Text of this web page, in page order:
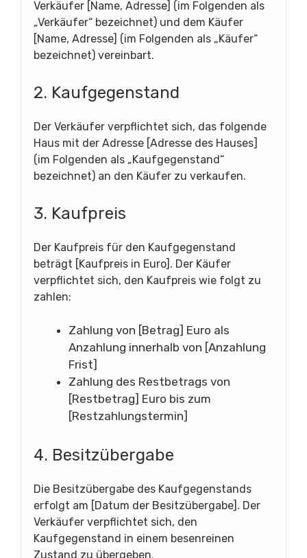
Verkäufer [Name, Adresse] (im Folgenden als
„Verkäufer“ bezeichnet) und dem Käufer
[Name, Adresse] (im Folgenden als „Käufer“
bezeichnet) vereinbart.
2. Kaufgegenstand
Der Verkäufer verpflichtet sich, das folgende
Haus mit der Adresse [Adresse des Hauses]
(im Folgenden als „Kaufgegenstand“
bezeichnet) an den Käufer zu verkaufen.
3. Kaufpreis
Der Kaufpreis für den Kaufgegenstand
beträgt [Kaufpreis in Euro]. Der Käufer
verpflichtet sich, den Kaufpreis wie folgt zu
zahlen:
Zahlung von [Betrag] Euro als
Anzahlung innerhalb von [Anzahlung
Frist]
Zahlung des Restbetrags von
[Restbetrag] Euro bis zum
[Restzahlungstermin]
4. Besitzübergabe
Die Besitzübergabe des Kaufgegenstands
erfolgt am [Datum der Besitzübergabe]. Der
Verkäufer verpflichtet sich, den
Kaufgegenstand in einem besenreinen
Zustand zu übergeben.